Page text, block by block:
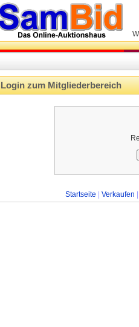
Login zum Mitgliederbereich
Startseite Verkaufen